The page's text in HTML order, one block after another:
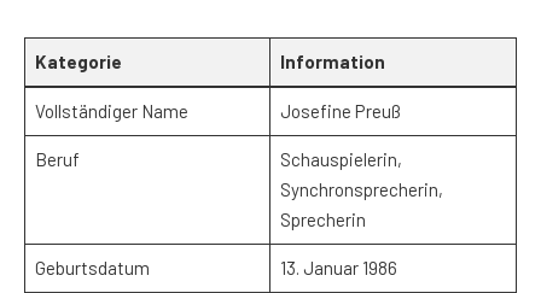
Kategorie Information
Vollständiger Name Josefine Preuß
Beruf
Schauspielerin,
Synchronsprecherin,
Sprecherin
Geburtsdatum 13. Januar 1986